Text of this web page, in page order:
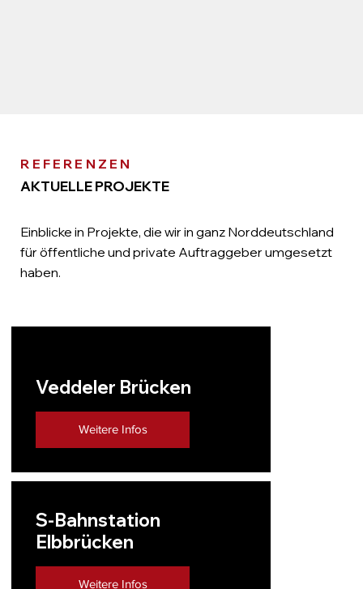
REFERENZEN
AKTUELLE PROJEKTE
Einblicke in Projekte, die wir in ganz Norddeutschland
für öffentliche und private Auftraggeber umgesetzt
haben.
Veddeler Brücken
Weitere Infos
S-Bahnstation
Elbbrücken
Weitere Infos